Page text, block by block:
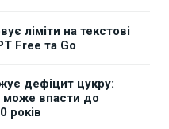
ліміти на текстові
Free та Go
дефіцит цукру:
може впасти до
років